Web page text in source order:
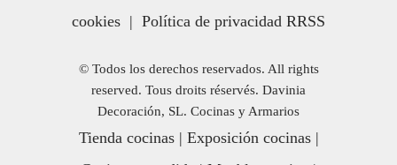
cookies | Política de privacidad RRSS
© Todos los derechos reservados. All rights
reserved. Tous droits réservés. Davinia
Decoración, SL. Cocinas y Armarios
Tienda cocinas| Exposición cocinas|